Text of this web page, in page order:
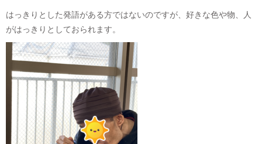
はっきりとした発語がある方ではないのですが、好きな色や物、人
がはっきりとしておられます。